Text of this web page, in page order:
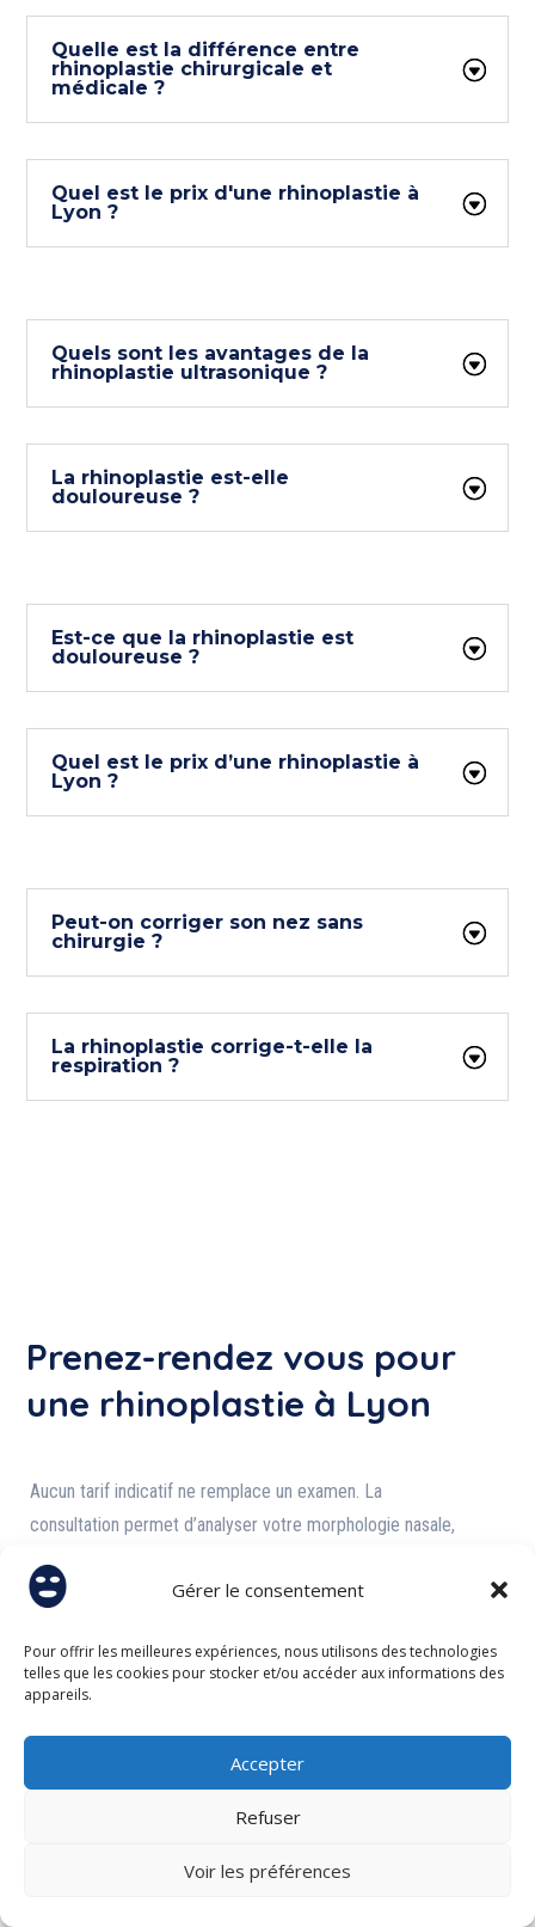
Gérer le consentement
Pour offrir les meilleures expériences, nous utilisons des technologies
telles que les cookies pour stocker et/ou accéder aux informations des
appareils.
Accepter
Refuser
Voir les préférences
Quelle est la différence entre
rhinoplastie chirurgicale et
médicale ?
Quel est le prix d'une rhinoplastie à
Lyon ?
Quels sont les avantages de la
rhinoplastie ultrasonique ?
La rhinoplastie est-elle
douloureuse ?
Est-ce que la rhinoplastie est
douloureuse ?
Quel est le prix d’une rhinoplastie à
Lyon ?
Peut-on corriger son nez sans
chirurgie ?
La rhinoplastie corrige-t-elle la
respiration ?
Prenez-rendez vous pour
une rhinoplastie à Lyon
Aucun tarif indicatif ne remplace un examen. La
consultation permet d’analyser votre morphologie nasale,
ouvrant droit à une prise en charge, et de déterminer si
Le Dr Thomas Martin, spécialisé en rhinoplastie
ultrasonique, vous reçoit à la
NOUS CONTACTER